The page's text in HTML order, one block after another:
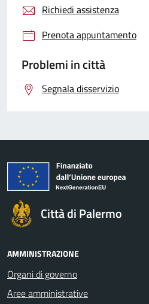
Richiedi assistenza
Prenota appuntamento
Problemi in città
Segnala disservizio
Città di Palermo
AMMINISTRAZIONE
Organi di governo
Aree amministrative